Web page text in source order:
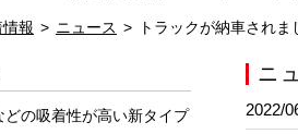
情報 ニュース トラックが納車されま
どの吸着性が高い新タイプ
ニ
2022/